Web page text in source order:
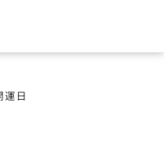
運日